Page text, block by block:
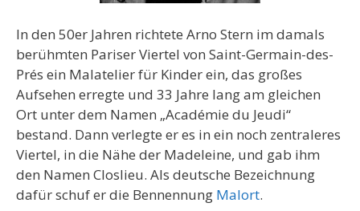
In den 50er Jahren richtete Arno Stern im damals
berühmten Pariser Viertel von Saint-Germain-des-
Prés ein Malatelier für Kinder ein, das großes
Aufsehen erregte und 33 Jahre lang am gleichen
Ort unter dem Namen „Académie du Jeudi“
bestand. Dann verlegte er es in ein noch zentraleres
Viertel, in die Nähe der Madeleine, und gab ihm
den Namen Closlieu. Als deutsche Bezeichnung
dafür schuf er die Bennennung Malort.